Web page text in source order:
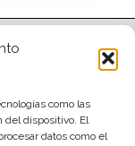
como las
del dispositivo. El
datos como el